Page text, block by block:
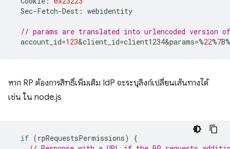
Sec-Fetch-Dest : webidentity
// params are translated into urlencoded version
account_id=123&client_id=client1234&params=%22%7B%
หาก RP ต้องการสิทธิ์เพิ่มเติม IdP จะระบุลิงก์เปลี่ยนเส้นทางได้
เช่น ใน node.js
if (rpRequestsPermissions)
{